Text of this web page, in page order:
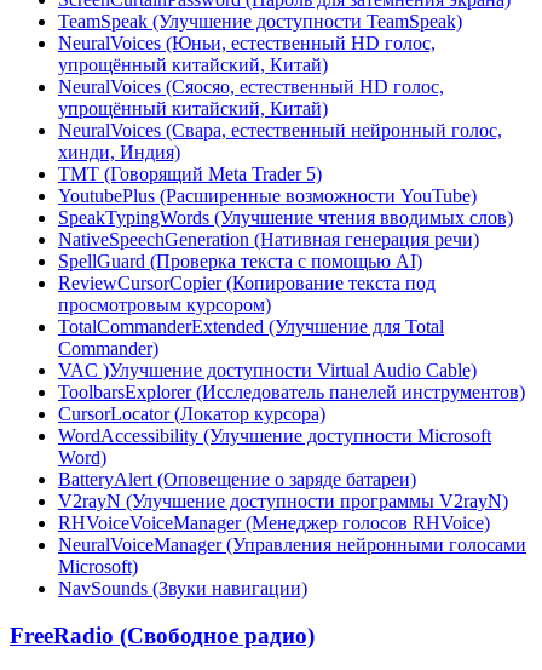
TeamSpeak (Улучшение доступности TeamSpeak)
NeuralVoices (Юньи, естественный HD голос,
упрощённый китайский, Китай)
NeuralVoices (Сяосяо, естественный HD голос,
упрощённый китайский, Китай)
NeuralVoices (Свара, естественный нейронный голос,
хинди, Индия)
TMT (Говорящий Meta Trader 5)
YoutubePlus (Расширенные возможности YouTube)
SpeakTypingWords (Улучшение чтения вводимых слов)
NativeSpeechGeneration (Нативная генерация речи)
SpellGuard (Проверка текста с помощью AI)
ReviewCursorCopier (Копирование текста под
просмотровым курсором)
TotalCommanderExtended (Улучшение для Total
Commander)
VAC )Улучшение доступности Virtual Audio Cable)
ToolbarsExplorer (Исследователь панелей инструментов)
CursorLocator (Локатор курсора)
WordAccessibility (Улучшение доступности Microsoft
Word)
BatteryAlert (Оповещение о заряде батареи)
V2rayN (Улучшение доступности программы V2rayN)
RHVoiceVoiceManager (Менеджер голосов RHVoice)
NeuralVoiceManager (Управления нейронными голосами
Microsoft)
NavSounds (Звуки навигации)
FreeRadio (Свободное радио)